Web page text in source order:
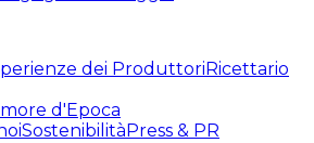
dei ProduttoriRicettario
d'Epoca
SostenibilitàPress & PR